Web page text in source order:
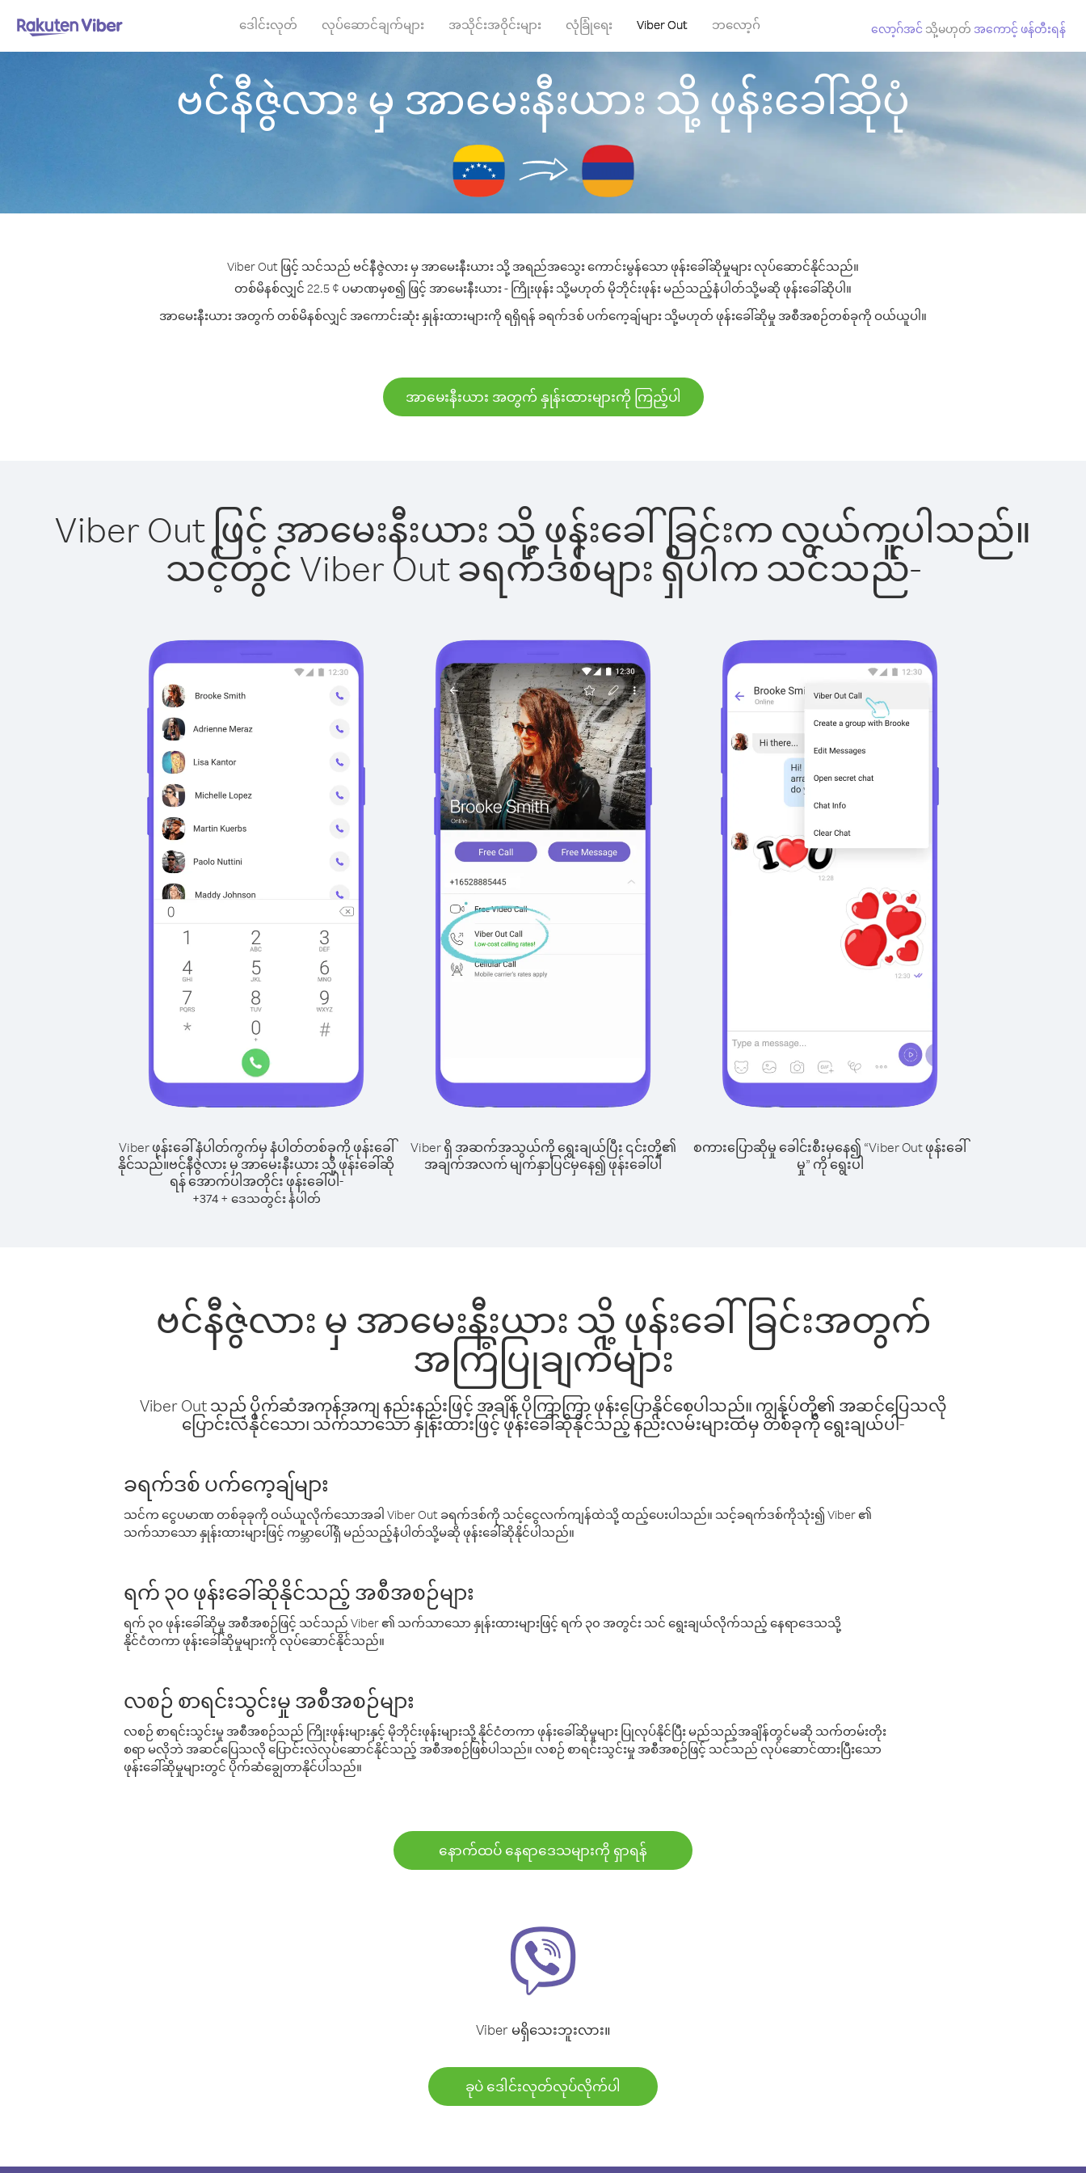
ဒေါင်းလုတ် လုပ်ဆောင်ချက်များ အသိုင်းအဝိုင်းများ လုံခြုံရေး Viber Out ဘလော့ဂ် လော့ဂ်အင် သို့မဟုတ် အကောင့် ဖန်တီးရန်
ဗင်နီဇွဲလား မှ အာမေးနီးယား သို့ ဖုန်းခေါ်ဆိုပုံ
Viber Out ဖြင့် သင်သည် ဗင်နီဇွဲလား မှ အာမေးနီးယား သို့ အရည်အသွေး ကောင်းမွန်သော ဖုန်းခေါ်ဆိုမှုများ လုပ်ဆောင်နိုင်သည်။
တစ်မိနစ်လျှင် 22.5 ¢ ပမာဏမှစ၍ ဖြင့် အာမေးနီးယား - ကြိုးဖုန်း သို့မဟုတ် မိုဘိုင်းဖုန်း မည်သည့်နံပါတ်သို့မဆို ဖုန်းခေါ်ဆိုပါ။
အာမေးနီးယား အတွက် တစ်မိနစ်လျှင် အကောင်းဆုံး နှုန်းထားများကို ရရှိရန် ခရက်ဒစ် ပက်ကေ့ချ်များ သို့မဟုတ် ဖုန်းခေါ်ဆိုမှု အစီအစဉ်တစ်ခုကို ဝယ်ယူပါ။
အာမေးနီးယား အတွက် နှုန်းထားများကို ကြည့်ပါ
Viber Out ဖြင့် အာမေးနီးယား သို့ ဖုန်းခေါ်ခြင်းက လွယ်ကူပါသည်။
သင့်တွင် Viber Out ခရက်ဒစ်များ ရှိပါက သင်သည်-
Viber ဖုန်းခေါ်နံပါတ်ကွက်မှ နံပါတ်တစ်ခုကို ဖုန်းခေါ်
နိုင်သည်။ဗင်နီဇွဲလား မှ အာမေးနီးယား သို့ ဖုန်းခေါ်ဆို
ရန် အောက်ပါအတိုင်း ဖုန်းခေါ်ပါ-
+374+ ဒေသတွင်း နံပါတ်
Viber ရှိ အဆက်အသွယ်ကို ရွေးချယ်ပြီး ၎င်းတို့၏
အချက်အလက် မျက်နှာပြင်မှနေ၍ ဖုန်းခေါ်ပါ
စကားပြောဆိုမှု ခေါင်းစီးမှနေ၍ “Viber Out ဖုန်းခေါ်
မှု” ကို ရွေးပါ
ဗင်နီဇွဲလား မှ အာမေးနီးယား သို့ ဖုန်းခေါ်ခြင်းအတွက်
အကြံပြုချက်များ
Viber Out သည် ပိုက်ဆံအကုန်အကျ နည်းနည်းဖြင့် အချိန် ပိုကြာကြာ ဖုန်းပြောနိုင်စေပါသည်။ ကျွန်ုပ်တို့၏ အဆင်ပြေသလို
ပြောင်းလဲနိုင်သော၊ သက်သာသော နှုန်းထားဖြင့် ဖုန်းခေါ်ဆိုနိုင်သည့် နည်းလမ်းများထဲမှ တစ်ခုကို ရွေးချယ်ပါ-
ခရက်ဒစ် ပက်ကေ့ချ်များ
သင်က ငွေပမာဏ တစ်ခုခုကို ဝယ်ယူလိုက်သောအခါ Viber Out ခရက်ဒစ်ကို သင့်ငွေလက်ကျန်ထဲသို့ ထည့်ပေးပါသည်။ သင့်ခရက်ဒစ်ကိုသုံး၍ Viber ၏
သက်သာသော နှုန်းထားများဖြင့် ကမ္ဘာပေါ်ရှိ မည်သည့်နံပါတ်သို့မဆို ဖုန်းခေါ်ဆိုနိုင်ပါသည်။
ရက် ၃၀ ဖုန်းခေါ်ဆိုနိုင်သည့် အစီအစဉ်များ
ရက် ၃၀ ဖုန်းခေါ်ဆိုမှု အစီအစဉ်ဖြင့် သင်သည် Viber ၏ သက်သာသော နှုန်းထားများဖြင့် ရက် ၃၀ အတွင်း သင် ရွေးချယ်လိုက်သည့် နေရာဒေသသို့
နိုင်ငံတကာ ဖုန်းခေါ်ဆိုမှုများကို လုပ်ဆောင်နိုင်သည်။
လစဉ် စာရင်းသွင်းမှု အစီအစဉ်များ
လစဉ် စာရင်းသွင်းမှု အစီအစဉ်သည် ကြိုးဖုန်းများနှင့် မိုဘိုင်းဖုန်းများသို့ နိုင်ငံတကာ ဖုန်းခေါ်ဆိုမှုများ ပြုလုပ်နိုင်ပြီး မည်သည့်အချိန်တွင်မဆို သက်တမ်းတိုး
စရာ မလိုဘဲ အဆင်ပြေသလို ပြောင်းလဲလုပ်ဆောင်နိုင်သည့် အစီအစဉ်ဖြစ်ပါသည်။ လစဉ် စာရင်းသွင်းမှု အစီအစဉ်ဖြင့် သင်သည် လုပ်ဆောင်ထားပြီးသော
ဖုန်းခေါ်ဆိုမှုများတွင် ပိုက်ဆံချွေတာနိုင်ပါသည်။
နောက်ထပ် နေရာဒေသများကို ရှာရန်
Viber မရှိသေးဘူးလား။
ခုပဲ ဒေါင်းလုတ်လုပ်လိုက်ပါ